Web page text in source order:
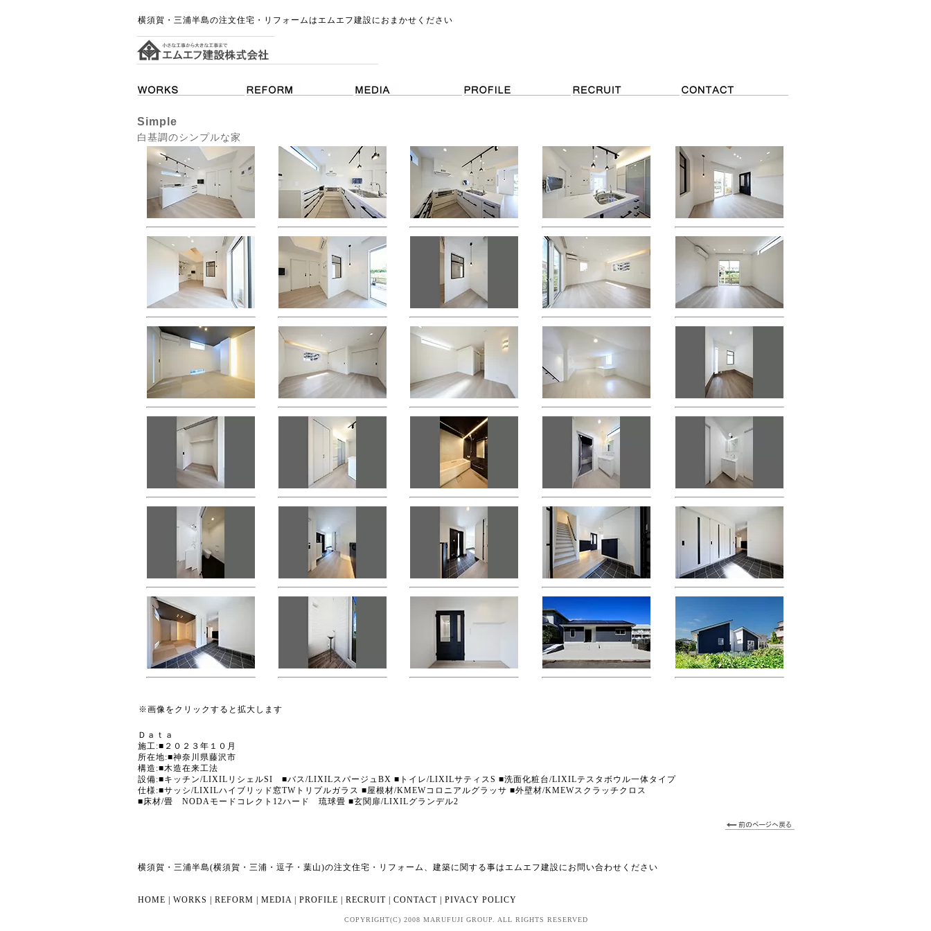
横須賀・三浦半島の注文住宅・リフォームはエムエフ建設におまかせください
Simple
白基調のシンプルな家
※画像をクリックすると拡大します
Ｄａｔａ
施工:■２０２３年１０月
所在地:■神奈川県藤沢市
構造:■木造在来工法
設備:■キッチン/LIXILリシェルSI ■バス/LIXILスパージュBX ■トイレ/LIXILサティスS ■洗面化粧台/LIXILテスタボウル一体タイプ
仕様:■サッシ/LIXILハイブリッド窓TWトリプルガラス ■屋根材/KMEWコロニアルグラッサ ■外壁材/KMEWスクラッチクロス
■床材/畳 NODAモードコレクト12ハード 琉球畳 ■玄関扉/LIXILグランデル2
横須賀・三浦半島(横須賀・三浦・逗子・葉山)の注文住宅・リフォーム、建築に関する事はエムエフ建設にお問い合わせください
HOME WORKS REFORM MEDIA PROFILE RECRUIT CONTACT PIVACY POLICY
COPYRIGHT(C) 2008 MARUFUJI GROUP. ALL RIGHTS RESERVED